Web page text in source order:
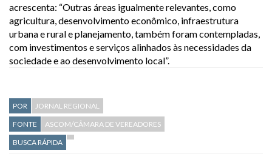
acrescenta: “Outras áreas igualmente relevantes, como
agricultura, desenvolvimento econômico, infraestrutura
urbana e rural e planejamento, também foram contempladas,
com investimentos e serviços alinhados às necessidades da
sociedade e ao desenvolvimento local”.
POR
JORNAL REGIONAL
FONTE
ASCOM/CÂMARA DE VEREADORES
BUSCA RÁPIDA